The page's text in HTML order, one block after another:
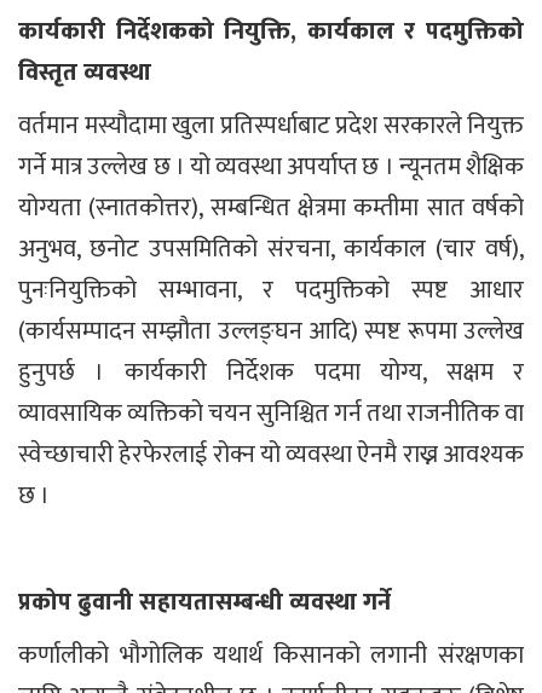
कार्यकारी निर्देशकको नियुक्ति, कार्यकाल र पदमुक्तिको
विस्तृत व्यवस्था
वर्तमान मस्यौदामा खुला प्रतिस्पर्धाबाट प्रदेश सरकारले नियुक्त
गर्ने मात्र उल्लेख छ । यो व्यवस्था अपर्याप्त छ । न्यूनतम शैक्षिक
योग्यता (स्नातकोत्तर), सम्बन्धित क्षेत्रमा कम्तीमा सात वर्षको
अनुभव, छनोट उपसमितिको संरचना, कार्यकाल (चार वर्ष),
पुनःनियुक्तिको सम्भावना, र पदमुक्तिको स्पष्ट आधार
(कार्यसम्पादन सम्झौता उल्लङ्घन आदि) स्पष्ट रूपमा उल्लेख
हुनुपर्छ । कार्यकारी निर्देशक पदमा योग्य, सक्षम र
व्यावसायिक व्यक्तिको चयन सुनिश्चित गर्न तथा राजनीतिक वा
स्वेच्छाचारी हेरफेरलाई रोक्न यो व्यवस्था ऐनमै राख्न आवश्यक
छ ।
प्रकोप ढुवानी सहायतासम्बन्धी व्यवस्था गर्ने
कर्णालीको भौगोलिक यथार्थ किसानको लगानी संरक्षणका